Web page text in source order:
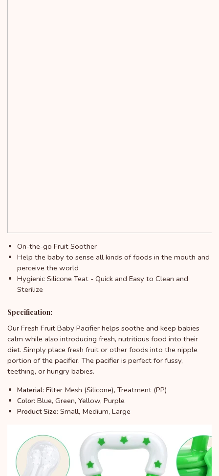
On-the-go Fruit Soother
Help the baby to sense all kinds of foods in the mouth and
perceive the world
Hygienic Silicone Teat - Quick and Easy to Clean and
Sterilize
Specification:
Our Fresh Fruit Baby Pacifier helps soothe and keep babies
calm while also introducing fresh, nutritious food into their
diet. Simply place fresh fruit or other foods into the nipple
portion of the pacifier. The pacifier is perfect for fussy,
teething, or hungry babies.
Material: Filter Mesh (Silicone), Treatment (PP)
Color: Blue, Green, Yellow, Purple
Product Size: Small, Medium, Large